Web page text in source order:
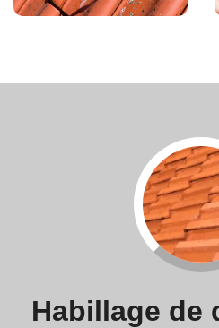
Habillage de